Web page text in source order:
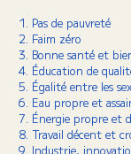
Pas de pauvreté
Faim zéro
Bonne santé et
Éducation de
Égalité entre les
Eau propre et
Énergie propre et
Travail décent et
Industrie,